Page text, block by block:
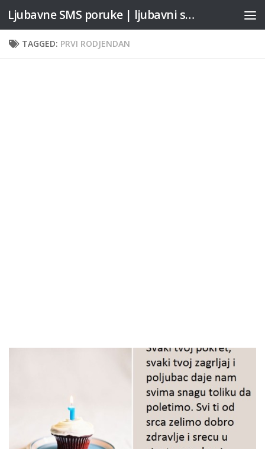
Skip to content Ljubavne SMS poruke | ljubavni stihovi
TAGGED: PRVI RODJENDAN